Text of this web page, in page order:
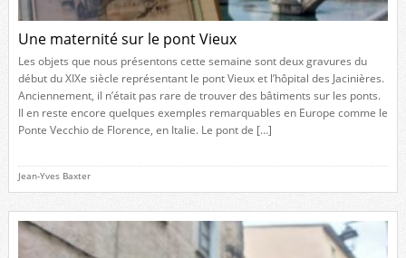
Une maternité sur le pont Vieux
Les objets que nous présentons cette semaine sont deux gravures du
début du XIXe siècle représentant le pont Vieux et l’hôpital des Jacinières.
Anciennement, il n’était pas rare de trouver des bâtiments sur les ponts.
Il en reste encore quelques exemples remarquables en Europe comme le
Ponte Vecchio de Florence, en Italie. Le pont de […]
Jean-Yves Baxter